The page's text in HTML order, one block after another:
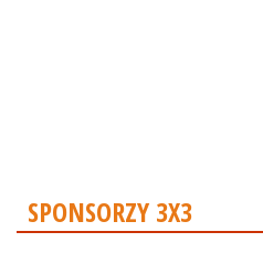
SPONSORZY 3X3